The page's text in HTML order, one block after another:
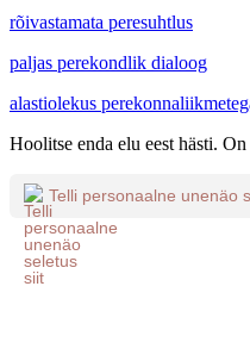
rõivastamata peresuhtlus
paljas perekondlik dialoog
alastiolekus
Hoolitse enda elu eest hästi. On
Telli personaalne unenäo